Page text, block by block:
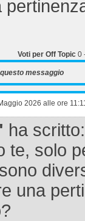
Voti per Off Topic 0
messaggio
2026 alle ore
ha scritto:
te, solo
una